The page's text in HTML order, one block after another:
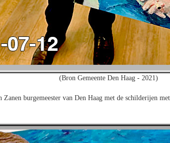
(Bron Gemeente Den Haag - 2021)
Zanen burgemeester van Den Haag met de schilderijen